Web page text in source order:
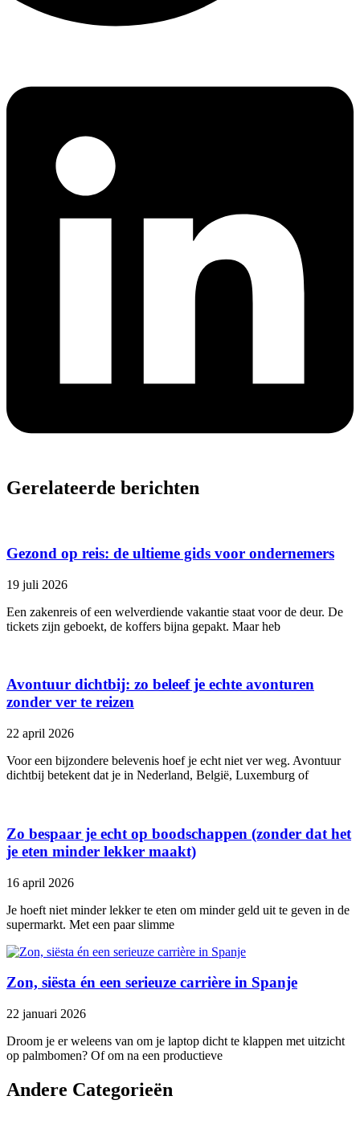
Gerelateerde berichten
Gezond op reis: de ultieme gids voor ondernemers
19 juli 2026
Een zakenreis of een welverdiende vakantie staat voor de deur. De
tickets zijn geboekt, de koffers bijna gepakt. Maar heb
Avontuur dichtbij: zo beleef je echte avonturen
zonder ver te reizen
22 april 2026
Voor een bijzondere belevenis hoef je echt niet ver weg. Avontuur
dichtbij betekent dat je in Nederland, België, Luxemburg of
Zo bespaar je echt op boodschappen (zonder dat het
je eten minder lekker maakt)
16 april 2026
Je hoeft niet minder lekker te eten om minder geld uit te geven in de
supermarkt. Met een paar slimme
Zon, siësta én een serieuze carrière in Spanje
22 januari 2026
Droom je er weleens van om je laptop dicht te klappen met uitzicht
op palmbomen? Of om na een productieve
Andere Categorieën